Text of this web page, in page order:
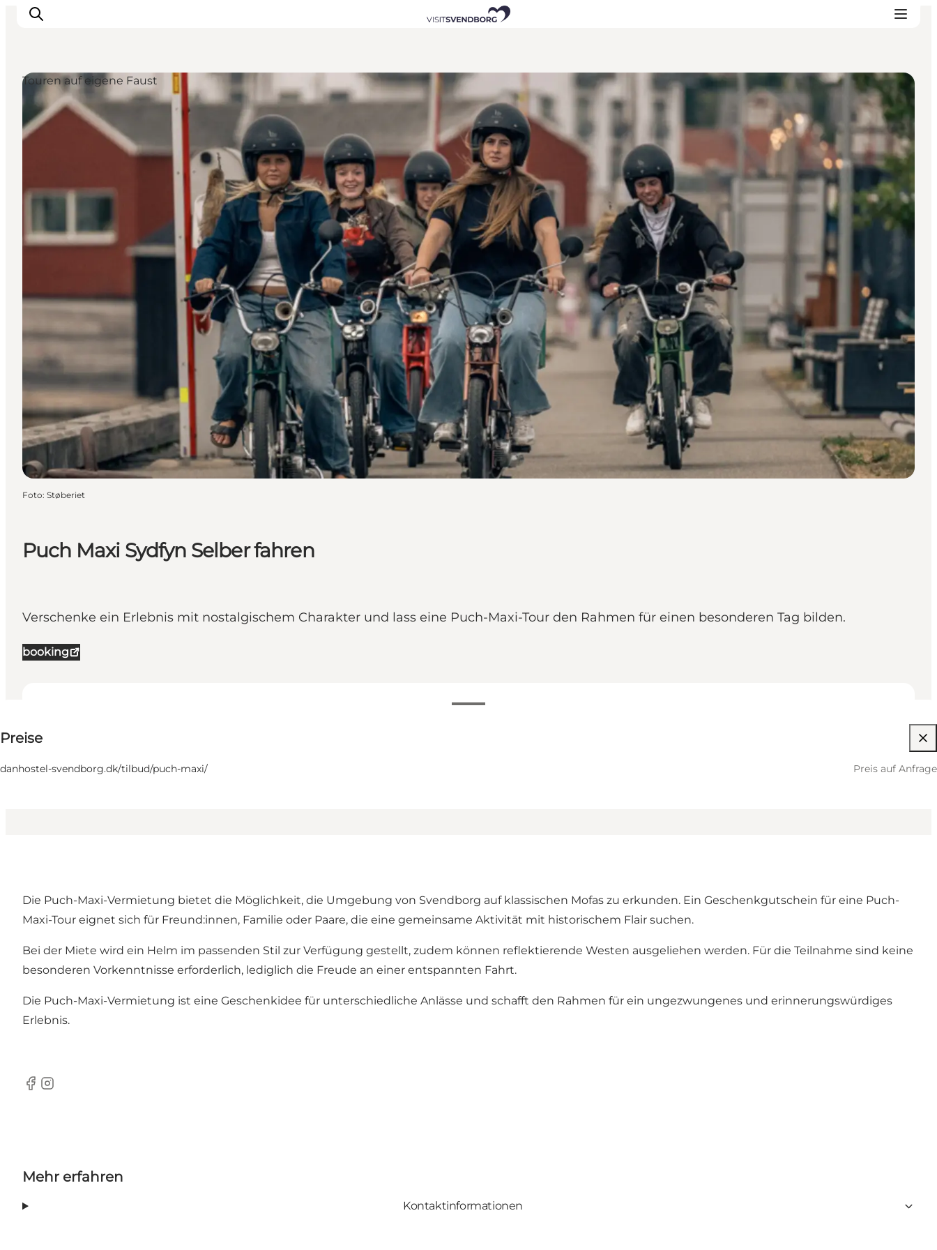
Veranstaltungen
Essen und Trinken
Shopping in Svendborg
Den Urlaub planen
Puch Maxi Sydfyn Selber fahren
Verschenke ein Erlebnis mit nostalgischem Charakter und lass eine Puch-Maxi-Tour den Rahmen für einen besonderen Tag bilden.
booking
Preise
danhostel-svendborg.dk/tilbud/puch-maxi/ Preis auf Anfrage
Freunde, Mein Partner
Touren auf eigene Faust
Foto: Støberiet
Die Puch-Maxi-Vermietung bietet die Möglichkeit, die Umgebung von Svendborg auf klassischen Mofas zu erkunden. Ein Geschenkgutschein für eine Puch-
Maxi-Tour eignet sich für Freund:innen, Familie oder Paare, die eine gemeinsame Aktivität mit historischem Flair suchen.
Bei der Miete wird ein Helm im passenden Stil zur Verfügung gestellt, zudem können reflektierende Westen ausgeliehen werden. Für die Teilnahme sind keine
besonderen Vorkenntnisse erforderlich, lediglich die Freude an einer entspannten Fahrt.
Die Puch-Maxi-Vermietung ist eine Geschenkidee für unterschiedliche Anlässe und schafft den Rahmen für ein ungezwungenes und erinnerungswürdiges
Erlebnis.
Facebook
Instagram
Mehr erfahren
Kontaktinformationen